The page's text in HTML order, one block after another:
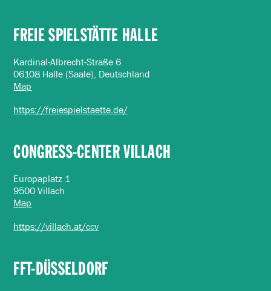
FREIE SPIELSTÄTTE HALLE
Kardinal-Albrecht-Straße 6
06108 Halle (Saale), Deutschland
Map
https://freiespielstaette.de/
CONGRESS-CENTER VILLACH
Europaplatz 1
9500 Villach
Map
https://villach.at/ccv
FFT-DÜSSELDORF